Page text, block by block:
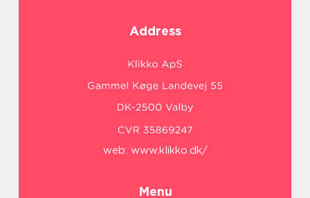
Address
web: www.klikko.dk/
Menu